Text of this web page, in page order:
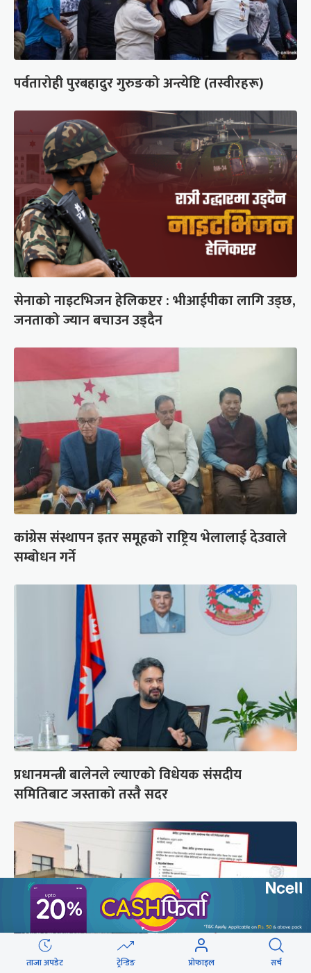
पर्वतारोही पुरबहादुर गुरुङको अन्त्येष्टि (तस्वीरहरू)
सेनाको नाइटभिजन हेलिकप्टर : भीआईपीका लागि उड्छ,
जनताको ज्यान बचाउन उड्दैन
कांग्रेस संस्थापन इतर समूहको राष्ट्रिय भेलालाई देउवाले
सम्बोधन गर्ने
प्रधानमन्त्री बालेनले ल्याएको विधेयक संसदीय
समितिबाट जस्ताको तस्तै सदर
ताजा अपडेट ट्रेन्डिङ प्रोफाइल सर्च